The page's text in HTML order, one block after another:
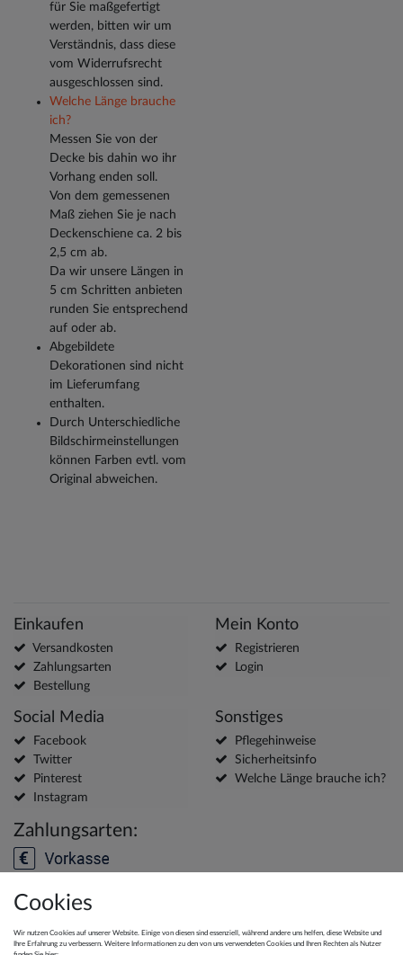
für Sie maßgefertigt
werden, bitten wir um
Verständnis, dass diese
vom Widerrufsrecht
ausgeschlossen sind.
Welche Länge brauche
ich?
Messen Sie von der
Decke bis dahin wo ihr
Vorhang enden soll.
Von dem gemessenen
Maß ziehen Sie je nach
Deckenschiene ca. 2 bis
2,5 cm ab.
Da wir unsere Längen in
5 cm Schritten anbieten
runden Sie entsprechend
auf oder ab.
Abgebildete
Dekorationen sind nicht
im Lieferumfang
enthalten.
Durch Unterschiedliche
Bildschirmeinstellungen
können Farben evtl. vom
Original abweichen.
Einkaufen
Versandkosten
Zahlungsarten
Bestellung
Mein Konto
Registrieren
Login
Social Media
Facebook
Twitter
Pinterest
Instagram
Sonstiges
Pflegehinweise
Sicherheitsinfo
Welche Länge brauche ich?
Zahlungsarten:
Versanddienstleister:
Cookies
Wir nutzen Cookies auf unserer Website. Einige von diesen sind essenziell, während andere uns helfen, diese Website und
Ihre Erfahrung zu verbessern. Weitere Informationen zu den von uns verwendeten Cookies und Ihren Rechten als Nutzer